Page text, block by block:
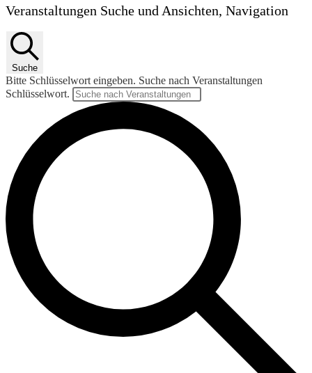
Veranstaltungen
Veranstaltungen Suche und Ansichten, Navigation
Suche
Bitte Schlüsselwort eingeben. Suche nach Veranstaltungen
Schlüsselwort.